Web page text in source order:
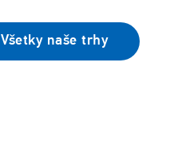
Všetky naše trhy